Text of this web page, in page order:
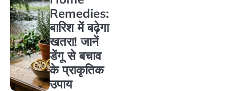
Remedies:
बारिश में बढ़ेगा
खतरा! जानें
डेंगू से बचाव
के प्राकृतिक
उपाय